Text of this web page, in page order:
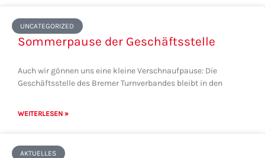
UNCATEGORIZED
Sommerpause der Geschäftsstelle
Auch wir gönnen uns eine kleine Verschnaufpause: Die
Geschäftsstelle des Bremer Turnverbandes bleibt in den
WEITERLESEN »
AKTUELLES